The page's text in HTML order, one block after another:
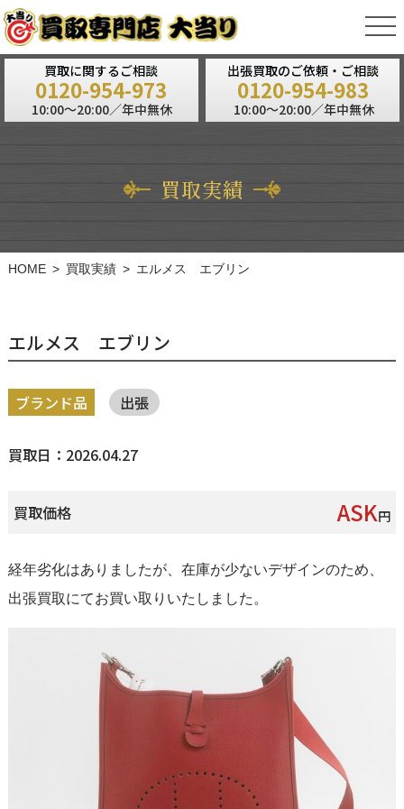
買取に関するご相談
0120-954-973
10:00～20:00／年中無休
出張買取のご依頼・ご相談
0120-954-983
10:00～20:00／年中無休
買取実績
HOME 買取実績 エルメス エブリン
エルメス エブリン
ブランド品 出張
買取日：2026.04.27
買取価格 ASK円
経年劣化はありましたが、在庫が少ないデザインのため、
出張買取にてお買い取りいたしました。